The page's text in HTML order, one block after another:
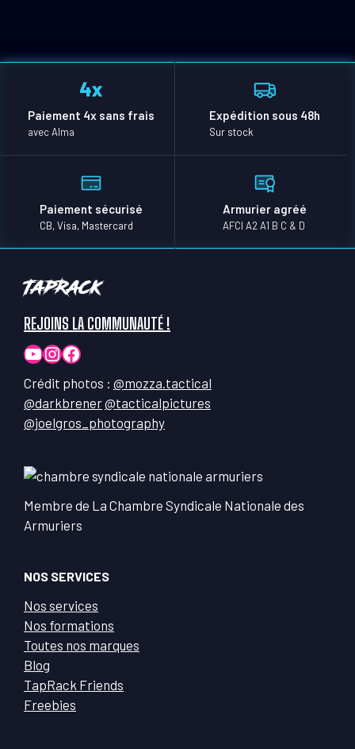
Paiement 4x sans frais
avec Alma
Expédition sous 48h
Sur stock
Paiement sécurisé
CB, Visa, Mastercard
Armurier agréé
AFCI A2 A1 B C & D
TapRack
REJOINS LA COMMUNAUTÉ !
YouTube
Instagram
Facebook
Crédit photos : @mozza.tactical
@darkbrener@tacticalpictures
@joelgros_photography
Membre de La Chambre Syndicale Nationale des
Armuriers
NOS SERVICES
Nos services
Nos formations
Toutes nos marques
Blog
TapRack Friends
Freebies